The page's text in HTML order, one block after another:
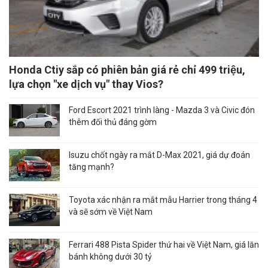
Honda Ctiy sắp có phiên bản giá rẻ chỉ 499 triệu,
lựa chọn "xe dịch vụ" thay Vios?
Ford Escort 2021 trình làng - Mazda 3 và Civic đón
thêm đối thủ đáng gờm
Isuzu chốt ngày ra mắt D-Max 2021, giá dự đoán
tăng mạnh?
Toyota xác nhận ra mắt mẫu Harrier trong tháng 4
và sẽ sớm về Việt Nam
Ferrari 488 Pista Spider thứ hai về Việt Nam, giá lăn
bánh không dưới 30 tỷ